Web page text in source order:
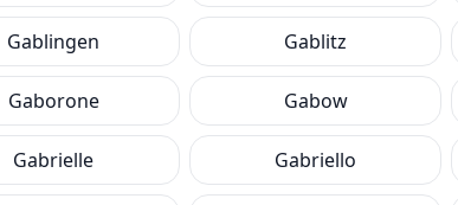
Gablingen Gablitz
Gaborone Gabow
Gabrielle Gabriello